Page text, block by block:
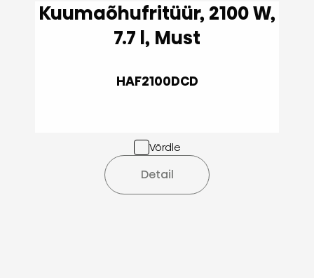
Kuumaõhufritüür, 2100 W,
7.7 l, Must
HAF2100DCD
Võrdle
Detail